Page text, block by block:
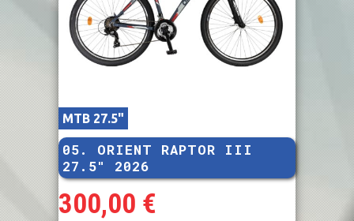
MTB 27.5"
05. ORIENT RAPTOR III
27.5″ 2026
300,00 €